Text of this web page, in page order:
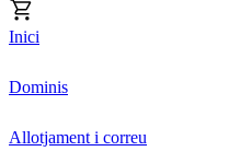
Inici
Dominis
Allotjament i correu